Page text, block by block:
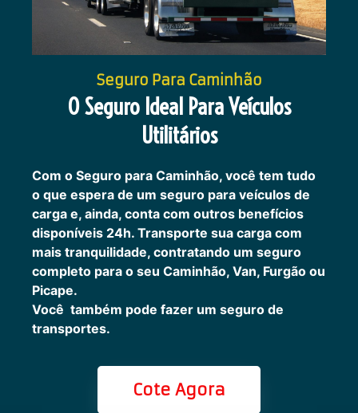
Seguro Para Caminhão
O Seguro Ideal Para Veículos
Utilitários
Com o Seguro para Caminhão, você tem tudo
o que espera de um seguro para veículos de
carga e, ainda, conta com outros benefícios
disponíveis 24h. Transporte sua carga com
mais tranquilidade, contratando um seguro
completo para o seu Caminhão, Van, Furgão ou
Picape.
Você também pode fazer um seguro de
transportes.
Cote Agora